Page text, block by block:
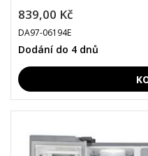
839,00 Kč
DA97-06194E
Dodání do 4 dnů